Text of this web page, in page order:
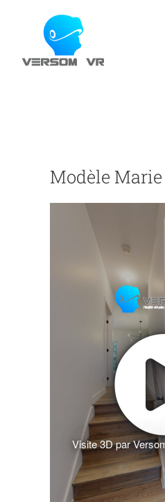
Modèle Marie
Visite 3D par